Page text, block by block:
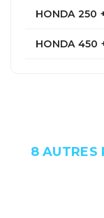
HONDA 250
HONDA 450
8 AUTRES